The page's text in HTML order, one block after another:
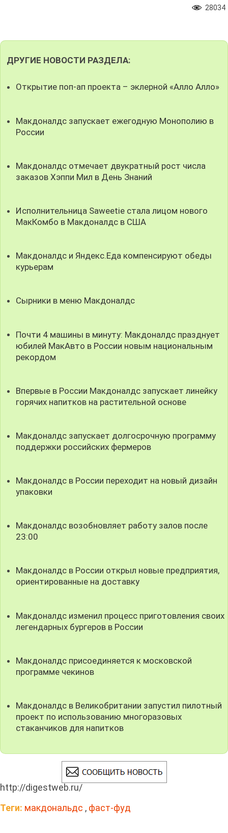
28034
ДРУГИЕ НОВОСТИ РАЗДЕЛА:
Открытие поп-ап проекта – эклерной «Алло Алло»
Макдоналдс запускает ежегодную Монополию в
России
Макдоналдс отмечает двукратный рост числа
заказов Хэппи Мил в День Знаний
Исполнительница Saweetie стала лицом нового
МакКомбо в Макдоналдс в США
Макдоналдс и Яндекс.Еда компенсируют обеды
курьерам
Сырники в меню Макдоналдс
Почти 4 машины в минуту: Макдоналдс празднует
юбилей МакАвто в России новым национальным
рекордом
Впервые в России Макдоналдс запускает линейку
горячих напитков на растительной основе
Макдоналдс запускает долгосрочную программу
поддержки российских фермеров
Макдоналдс в России переходит на новый дизайн
упаковки
Макдоналдс возобновляет работу залов после
23:00
Макдоналдс в России открыл новые предприятия,
ориентированные на доставку
Макдоналдс изменил процесс приготовления своих
легендарных бургеров в России
Макдоналдс присоединяется к московской
программе чекинов
Макдоналдс в Великобритании запустил пилотный
проект по использованию многоразовых
стаканчиков для напитков
http://digestweb.ru/
Теги: макдональдс , фаст-фуд